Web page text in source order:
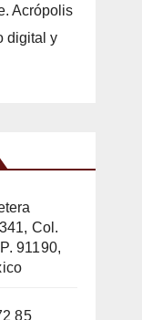
Acrópolis
digital y
Col.
91190,
85